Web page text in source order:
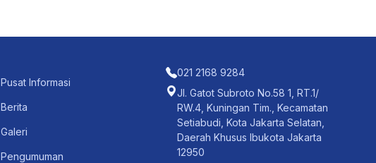
Pusat Informasi
Berita
Galeri
Pengumuman
021 2168 9284
Jl. Gatot Subroto No.58 1, RT.1/
RW.4, Kuningan Tim., Kecamatan
Setiabudi, Kota Jakarta Selatan,
Daerah Khusus Ibukota Jakarta
12950